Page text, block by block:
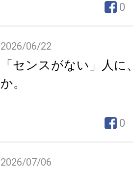
0
2026/06/22
「センスがない」人
か。
0
2026/07/06